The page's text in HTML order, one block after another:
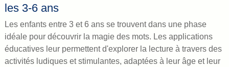
les 3-6 ans
Les enfants entre 3 et 6 ans se trouvent dans une phase
idéale pour découvrir la magie des mots. Les applications
éducatives leur permettent d'explorer la lecture à travers des
activités ludiques et stimulantes, adaptées à leur âge et leur